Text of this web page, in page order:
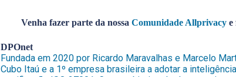
Venha fazer parte da nossa Comunidade Allprivacye
DPOnet
Fundada em 2020 por Ricardo Maravalhas e Marcelo
Cubo Itaú e a 1º empresa brasileira a adotar a